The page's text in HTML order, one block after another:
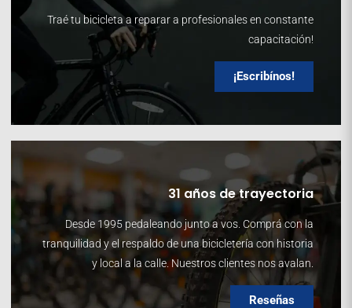
Traé tu bicicleta a reparar a profesionales en constante
capacitación!
¡Escribínos!
31 años de trayectoria
Desde 1995 pedaleando junto a vos. Comprá con la
tranquilidad y el respaldo de una bicicletería con historia
y local a la calle. Nuestros clientes nos avalan.
Reseñas